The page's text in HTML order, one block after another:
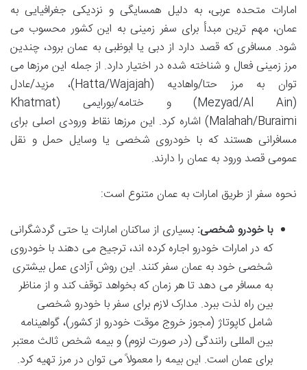
امارات متحده عربی، به دلیل همسایگی و نزدیکی جغرافیایی به
عمان، مهم ترین مبدأ برای سفر زمینی به این کشور محسوب می
شود. مسافری که قصد دارد از دبی یا ابوظبی به عمان برود، چندین
مرز زمینی فعال و شناخته شده در اختیار دارد. از جمله این مرزها می
توان به مرز حتا/واهادیه (Hatta/Wajajah)، مزید/عادل
(Mezyad/Al Ain) و ختامه/بورایمی (Khatmat
Malahah/Buraimi) اشاره کرد. این مرزها نقاط ورودی اصلی برای
مسافرانی هستند که با خودروی شخصی یا وسایل حمل و نقل
عمومی قصد ورود به عمان را دارند.
نحوه سفر از طریق امارات به عمان متنوع است:
با خودرو شخصی: بسیاری از ساکنان امارات یا حتی گردشگرانی
که در امارات خودرو اجاره کرده اند، ترجیح می دهند با خودروی
شخصی خود به عمان سفر کنند. این روش آزادی عمل بیشتری
به مسافر می دهد تا هر زمان که بخواهد توقف کند و از مناظر
بین راه لذت ببرد. مدارک لازم برای سفر با خودرو شخصی
شامل کاپوتاژ (مجوز خروج موقت خودرو از کشور)، گواهینامه
بین المللی رانندگی (در صورت لزوم) و بیمه شخص ثالث معتبر
برای عمان است. این بیمه را معمولاً می توان در مرز تهیه کرد.